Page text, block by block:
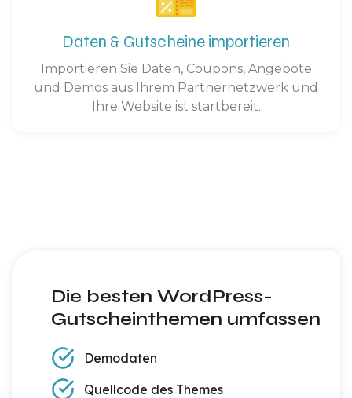
Daten & Gutscheine importieren
Importieren Sie Daten, Coupons, Angebote
und Demos aus Ihrem Partnernetzwerk und
Ihre Website ist startbereit.
Die besten WordPress-
Gutscheinthemen umfassen
Demodaten
Quellcode des Themes